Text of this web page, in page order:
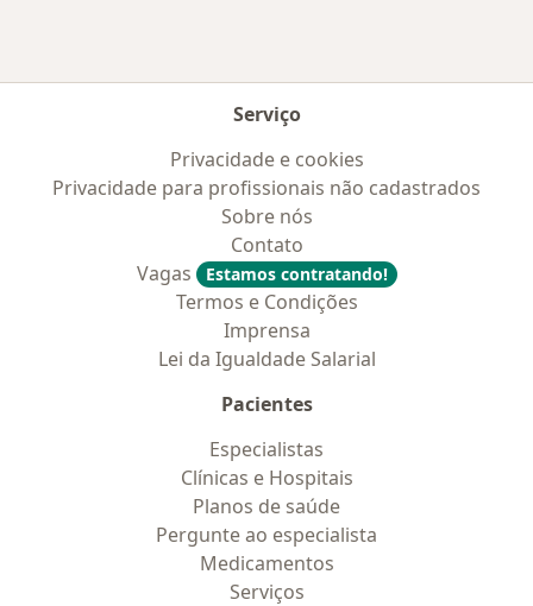
Serviço
Privacidade e cookies
Privacidade para profissionais não cadastrados
Sobre nós
Contato
Vagas
Estamos contratando!
Termos e Condições
Imprensa
Lei da Igualdade Salarial
Pacientes
Especialistas
Clínicas e Hospitais
Planos de saúde
Pergunte ao especialista
Medicamentos
Serviços